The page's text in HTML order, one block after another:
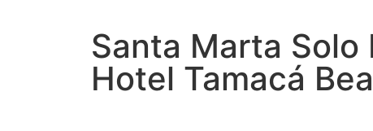
Santa Marta Solo
Hotel Tamacá